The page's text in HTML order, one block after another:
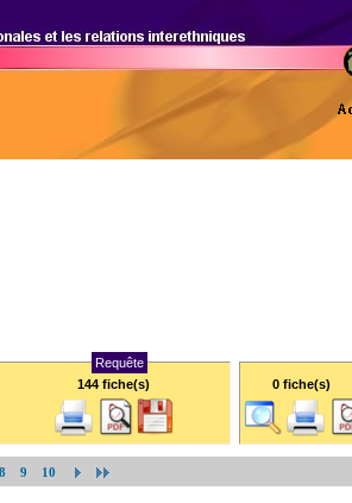
Requête
144 fiche(s)
0 fiche(s)
8 9 10